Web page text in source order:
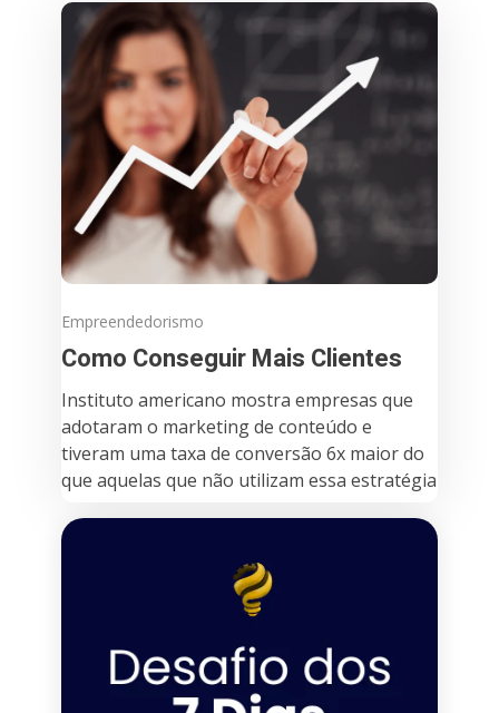
Empreendedorismo
Como Conseguir Mais Clientes
Instituto americano mostra empresas que
adotaram o marketing de conteúdo e
tiveram uma taxa de conversão 6x maior do
que aquelas que não utilizam essa estratégia